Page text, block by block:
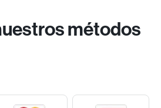
métodos